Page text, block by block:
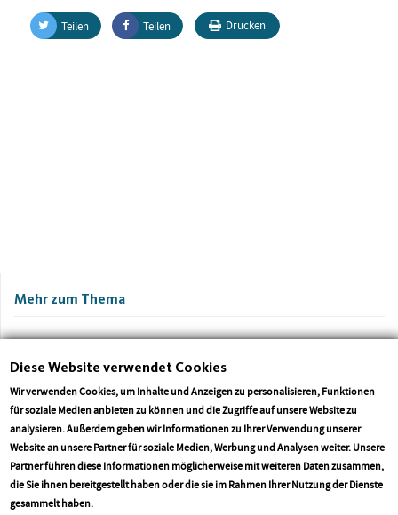
Teilen Teilen Drucken
Mehr zum Thema
Einheitliche Handyregelung stärkt den
Lernerfolg und entlastet unsere Schulen
Reizgas an Schule
Allgemeinheit hat die
Diese Website verwendet Cookies
Wir verwenden Cookies, um Inhalte und Anzeigen zu personalisieren, Funktionen
für soziale Medien anbieten zu können und die Zugriffe auf unsere Website zu
analysieren. Außerdem geben wir Informationen zu Ihrer Verwendung unserer
Website an unsere Partner für soziale Medien, Werbung und Analysen weiter. Unsere
Partner führen diese Informationen möglicherweise mit weiteren Daten zusammen,
die Sie ihnen bereitgestellt haben oder die sie im Rahmen Ihrer Nutzung der Dienste
gesammelt haben.